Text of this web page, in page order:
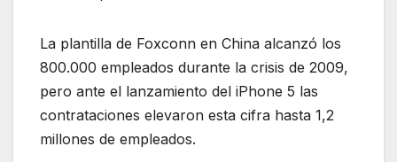
La plantilla de Foxconn en China alcanzó los
800.000 empleados durante la crisis de 2009,
pero ante el lanzamiento del iPhone 5 las
contrataciones elevaron esta cifra hasta 1,2
millones de empleados.